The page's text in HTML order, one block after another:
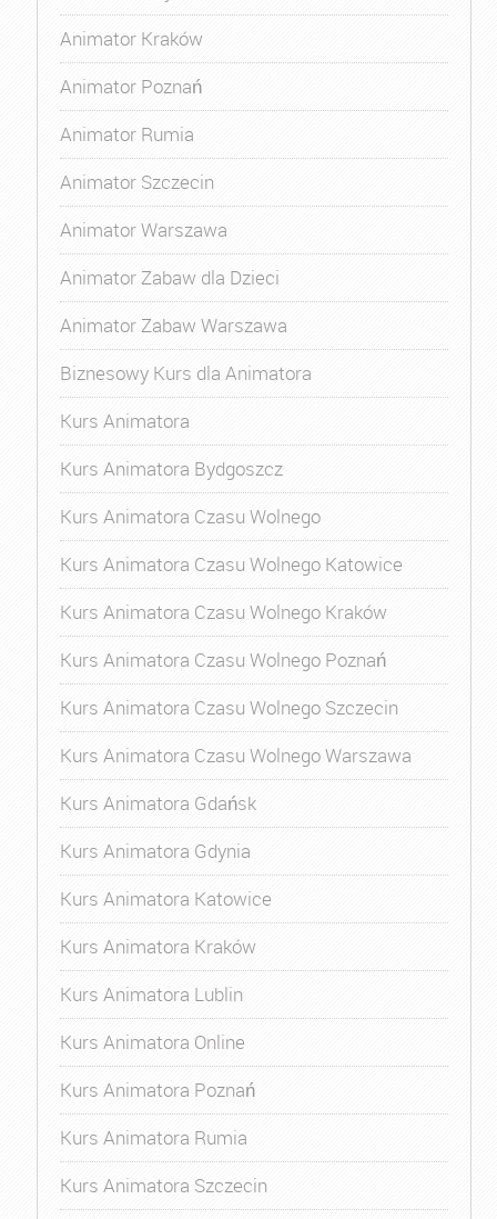
Animator Kraków
Animator Poznań
Animator Rumia
Animator Szczecin
Animator Warszawa
Animator Zabaw dla Dzieci
Animator Zabaw Warszawa
Biznesowy Kurs dla Animatora
Kurs Animatora
Kurs Animatora Bydgoszcz
Kurs Animatora Czasu Wolnego
Kurs Animatora Czasu Wolnego Katowice
Kurs Animatora Czasu Wolnego Kraków
Kurs Animatora Czasu Wolnego Poznań
Kurs Animatora Czasu Wolnego Szczecin
Kurs Animatora Czasu Wolnego Warszawa
Kurs Animatora Gdańsk
Kurs Animatora Gdynia
Kurs Animatora Katowice
Kurs Animatora Kraków
Kurs Animatora Lublin
Kurs Animatora Online
Kurs Animatora Poznań
Kurs Animatora Rumia
Kurs Animatora Szczecin